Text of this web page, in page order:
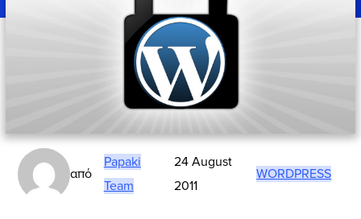
από
Papaki
Team
24 August
2011
WORDPRESS